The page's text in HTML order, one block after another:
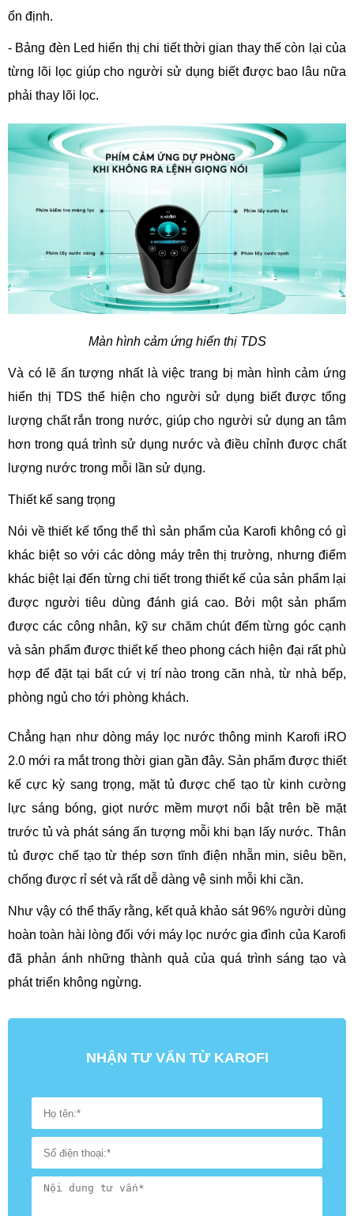
ổn định.
- Bảng đèn Led hiển thị chi tiết thời gian thay thế còn lại của
từng lõi lọc giúp cho người sử dụng biết được bao lâu nữa
phải thay lõi lọc.
Màn hình cảm ứng hiển thị TDS
Và có lẽ ấn tượng nhất là việc trang bị màn hình cảm ứng
hiển thị TDS thể hiện cho người sử dụng biết được tổng
lượng chất rắn trong nước, giúp cho người sử dụng an tâm
hơn trong quá trình sử dụng nước và điều chỉnh được chất
lượng nước trong mỗi lần sử dụng.
Thiết kế sang trọng
Nói về thiết kế tổng thể thì sản phẩm của Karofi không có gì
khác biệt so với các dòng máy trên thị trường, nhưng điểm
khác biệt lại đến từng chi tiết trong thiết kế của sản phẩm lại
được người tiêu dùng đánh giá cao. Bởi một sản phẩm
được các công nhân, kỹ sư chăm chút đếm từng góc cạnh
và sản phẩm được thiết kế theo phong cách hiện đại rất phù
hợp để đặt tại bất cứ vị trí nào trong căn nhà, từ nhà bếp,
phòng ngủ cho tới phòng khách.
Chẳng hạn như dòng máy lọc nước thông minh Karofi iRO
2.0 mới ra mắt trong thời gian gần đây. Sản phẩm được thiết
kế cực kỳ sang trọng, mặt tủ được chế tạo từ kinh cường
lực sáng bóng, giọt nước mềm mượt nổi bật trên bề mặt
trước tủ và phát sáng ấn tượng mỗi khi bạn lấy nước. Thân
tủ được chế tạo từ thép sơn tĩnh điện nhẵn min, siêu bền,
chống được rỉ sét và rất dễ dàng vệ sinh mỗi khi cần.
Như vậy có thể thấy rằng, kết quả khảo sát 96% người dùng
hoàn toàn hài lòng đối với máy lọc nước gia đình của Karofi
đã phản ánh những thành quả của quá trình sáng tạo và
phát triển không ngừng.
NHẬN TƯ VẤN TỪ KAROFI